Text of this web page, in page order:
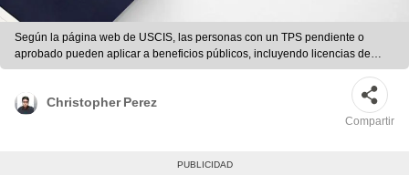
Según la página web de USCIS, las personas con un TPS pendiente o
aprobado pueden aplicar a beneficios públicos, incluyendo licencias de
conducir y Real ID. Foto: Traveloviz
Christopher Perez
Compartir